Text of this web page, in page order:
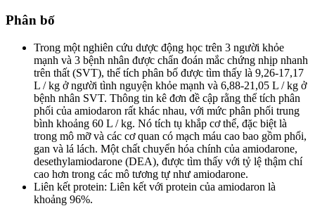
Phân bố
Trong một nghiên cứu dược động học trên 3 người khỏe
mạnh và 3 bệnh nhân được chẩn đoán mắc chứng nhịp nhanh
trên thất (SVT), thể tích phân bố được tìm thấy là 9,26-17,17
L / kg ở người tình nguyện khỏe mạnh và 6,88-21,05 L / kg ở
bệnh nhân SVT. Thông tin kê đơn đề cập rằng thể tích phân
phối của amiodaron rất khác nhau, với mức phân phối trung
bình khoảng 60 L / kg. Nó tích tụ khắp cơ thể, đặc biệt là
trong mô mỡ và các cơ quan có mạch máu cao bao gồm phổi,
gan và lá lách. Một chất chuyển hóa chính của amiodarone,
desethylamiodarone (DEA), được tìm thấy với tỷ lệ thậm chí
cao hơn trong các mô tương tự như amiodarone.
Liên kết protein: Liên kết với protein của amiodaron là
khoảng 96%.